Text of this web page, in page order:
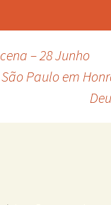
– 28 Junho
Paulo em